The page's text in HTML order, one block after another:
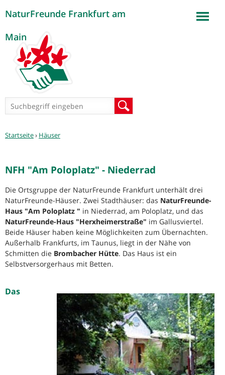
NaturFreunde Frankfurt am
Main
Suchformular
Sie
Startseite› Häuser
NFH "Am Poloplatz" - Niederrad
Die Ortsgruppe der NaturFreunde Frankfurt unterhält drei
NaturFreunde-Häuser. Zwei Stadthäuser: das NaturFreunde-
Haus "Am Poloplatz " in Niederrad, am Poloplatz, und das
NaturFreunde-Haus "Herxheimerstraße" im Gallusviertel.
Beide Häuser haben keine Möglichkeiten zum Übernachten.
Außerhalb Frankfurts, im Taunus, liegt in der Nähe von
Schmitten die Brombacher Hütte. Das Haus ist ein
Selbstversorgerhaus mit Betten.
Das